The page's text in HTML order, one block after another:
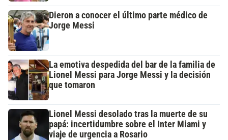
Dieron a conocer el último parte médico de
Jorge Messi
La emotiva despedida del bar de la familia de
Lionel Messi para Jorge Messi y la decisión
que tomaron
Lionel Messi desolado tras la muerte de su
papá: incertidumbre sobre el Inter Miami y
viaje de urgencia a Rosario